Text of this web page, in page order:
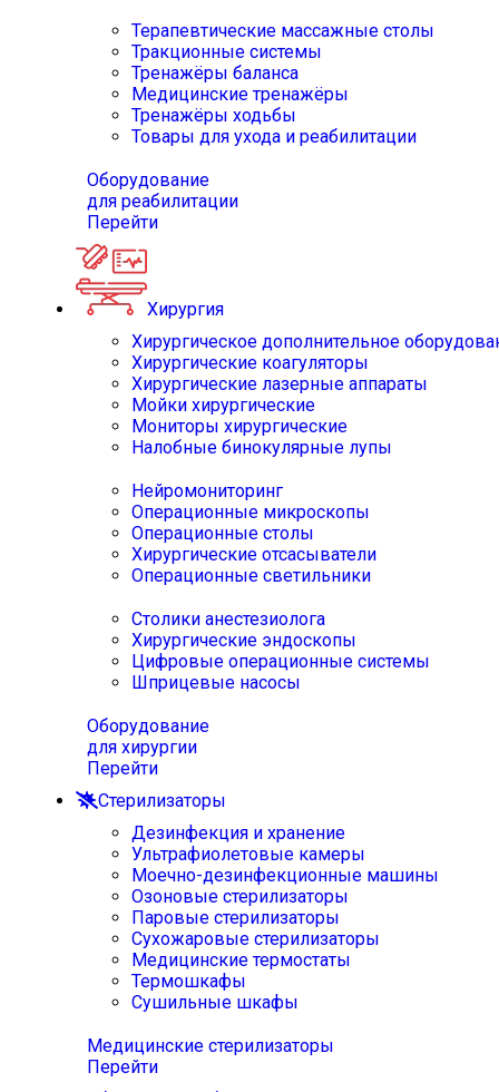
Терапевтические массажные столы
Тракционные системы
Тренажёры баланса
Медицинские тренажёры
Тренажёры ходьбы
Товары для ухода и реабилитации
Оборудование
для реабилитации
Перейти
Хирургия
Хирургическое дополнительное
Хирургические коагуляторы
Хирургические лазерные аппараты
Мойки хирургические
Мониторы хирургические
Налобные бинокулярные лупы
Нейромониторинг
Операционные микроскопы
Операционные столы
Хирургические отсасыватели
Операционные светильники
Столики анестезиолога
Хирургические эндоскопы
Цифровые операционные системы
Шприцевые насосы
Оборудование
для хирургии
Перейти
Стерилизаторы
Дезинфекция и хранение
Ультрафиолетовые камеры
Моечно-дезинфекционные машины
Озоновые стерилизаторы
Паровые стерилизаторы
Сухожаровые стерилизаторы
Медицинские термостаты
Термошкафы
Сушильные шкафы
Медицинские стерилизаторы
Перейти